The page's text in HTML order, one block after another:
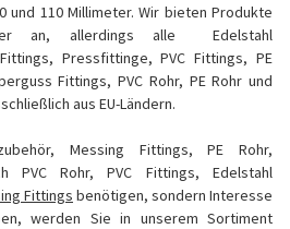
und 110 Millimeter. Wir bieten Produkte
an, allerdings alle Edelstahl
Pressfittinge, PVC Fittings, PE
Fittings, PVC Rohr, PE Rohr und
aus EU-Ländern.
Messing Fittings, PE Rohr,
PVC Rohr, PVC Fittings, Edelstahl
Fittings benötigen, sondern Interesse
werden Sie in unserem Sortiment